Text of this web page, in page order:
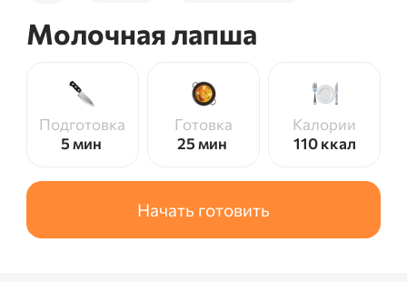
Молочная лапша
Подготовка
5 мин
Готовка
25 мин
Калории
110 ккал
Начать готовить